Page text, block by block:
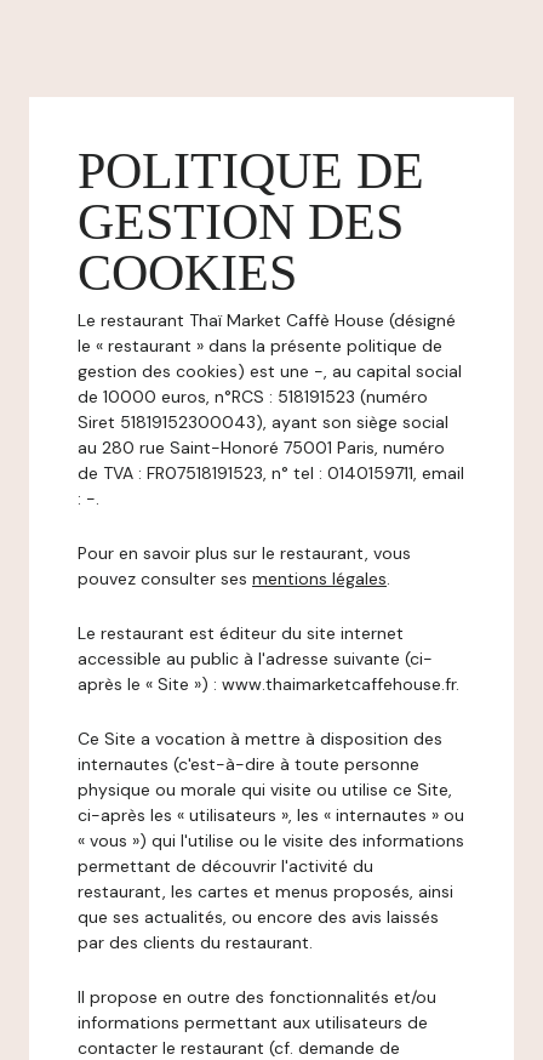
POLITIQUE DE
GESTION DES
COOKIES
Le restaurant Thaï Market Caffè House (désigné
le « restaurant » dans la présente politique de
gestion des cookies) est une -, au capital social
de 10000 euros, n°RCS : 518191523 (numéro
Siret 51819152300043), ayant son siège social
au 280 rue Saint-Honoré 75001 Paris, numéro
de TVA : FR07518191523, n° tel : 0140159711, email
: -.
Pour en savoir plus sur le restaurant, vous
pouvez consulter ses mentions légales.
Le restaurant est éditeur du site internet
accessible au public à l'adresse suivante (ci-
après le « Site ») : www.thaimarketcaffehouse.fr.
Ce Site a vocation à mettre à disposition des
internautes (c'est-à-dire à toute personne
physique ou morale qui visite ou utilise ce Site,
ci-après les « utilisateurs », les « internautes » ou
« vous ») qui l'utilise ou le visite des informations
permettant de découvrir l'activité du
restaurant, les cartes et menus proposés, ainsi
que ses actualités, ou encore des avis laissés
par des clients du restaurant.
Il propose en outre des fonctionnalités et/ou
informations permettant aux utilisateurs de
contacter le restaurant (cf. demande de